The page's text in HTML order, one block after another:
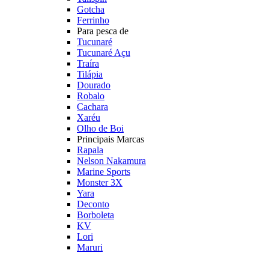
Gotcha
Ferrinho
Para pesca de
Tucunaré
Tucunaré Açu
Traíra
Tilápia
Dourado
Robalo
Cachara
Xaréu
Olho de Boi
Principais Marcas
Rapala
Nelson Nakamura
Marine Sports
Monster 3X
Yara
Deconto
Borboleta
KV
Lori
Maruri